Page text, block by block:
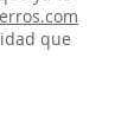
que